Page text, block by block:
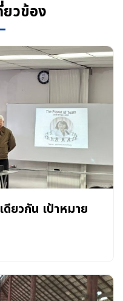
วข้อง
ยวกัน เป้าหมาย